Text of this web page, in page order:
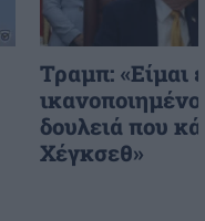
Τραμπ: «Είμαι
δουλειά που
Χέγκσεθ»